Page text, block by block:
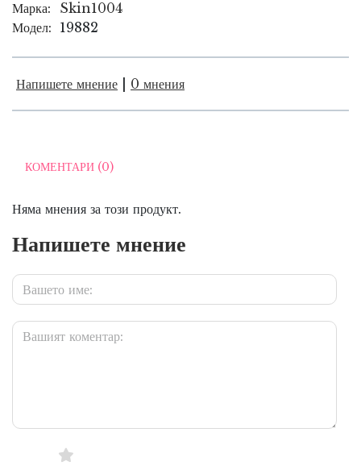
Марка:
Skin1004
Модел: 19882
Напишете мнение 0 мнения
КОМЕНТАРИ (0)
Няма мнения за този продукт.
Напишете мнение